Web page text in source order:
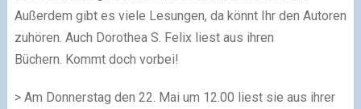
Außerdem gibt es viele Lesungen, da könnt Ihr den Autoren
zuhören. Auch Dorothea S. Felix liest aus ihren
Büchern. Kommt doch vorbei!
> Am Donnerstag den 22. Mai um 12.00 liest sie aus ihrer